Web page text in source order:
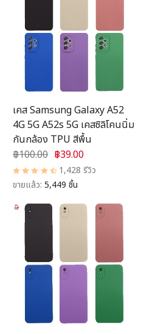
เคส Samsung Galaxy A52
4G 5G A52s 5G เคสซิลิโคนนิ่ม
กันกล้อง TPU สีพื้น
฿100.00 ฿39.00
1,428 รีวิว
ขายแล้ว: 5,449 ชิ้น